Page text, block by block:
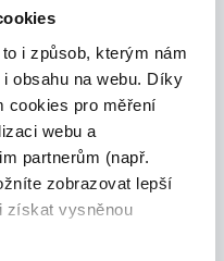
i způsob, kterým nám
obsahu na webu. Díky
cookies pro měření
webu a
partnerům (např.
zobrazovat lepší
získat vysněnou
Pardub...